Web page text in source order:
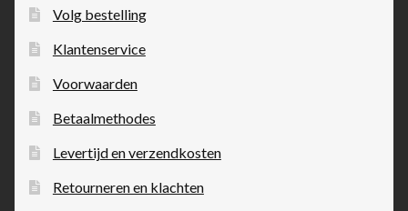
Volg bestelling
Klantenservice
Voorwaarden
Betaalmethodes
Levertijd en verzendkosten
Retourneren en klachten